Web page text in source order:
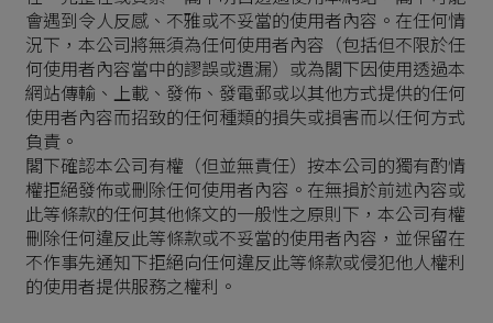
會遇到令人反感、不雅或不妥當的使用者內容。在任何情
況下，本公司將無須為任何使用者內容（包括但不限於任
何使用者內容當中的謬誤或遺漏）或為閣下因使用透過本
網站傳輸、上載、發佈、發電郵或以其他方式提供的任何
使用者內容而招致的任何種類的損失或損害而以任何方式
負責。
閣下確認本公司有權（但並無責任）按本公司的獨有酌情
權拒絕發佈或刪除任何使用者內容。在無損於前述內容或
此等條款的任何其他條文的一般性之原則下，本公司有權
刪除任何違反此等條款或不妥當的使用者內容，並保留在
不作事先通知下拒絕向任何違反此等條款或侵犯他人權利
的使用者提供服務之權利。